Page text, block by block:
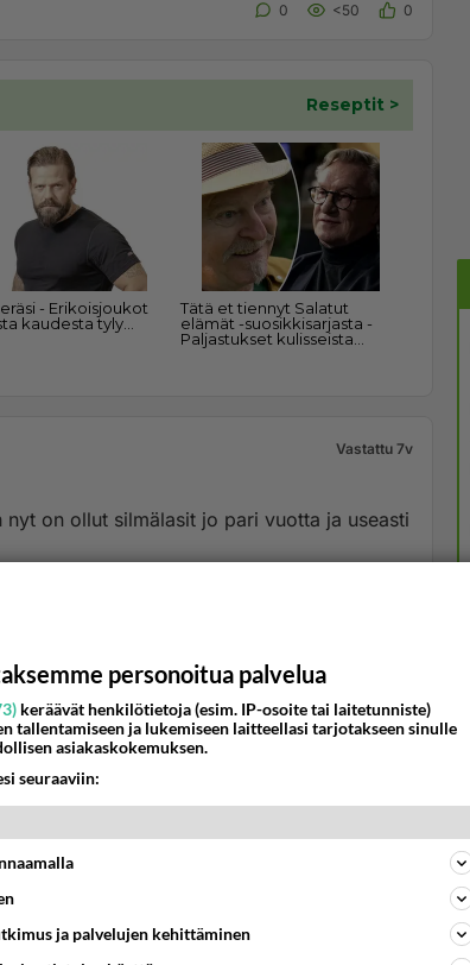
0 <50 0
Vastattu 7v
on ollut silmälasit jo pari vuotta ja useasti
personoitua palvelua
keräävät henkilötietoja (esim. IP-osoite tai laitetunniste)
tallentamiseen ja lukemiseen laitteellasi tarjotakseen sinulle
asiakaskokemuksen.
seuraaviin:
ja palvelujen kehittäminen